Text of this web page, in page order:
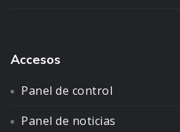
Accesos
Panel de control
Panel de noticias